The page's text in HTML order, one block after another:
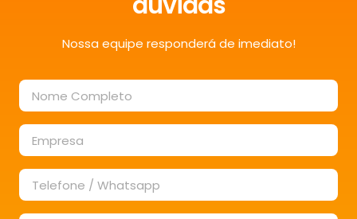
Nossa equipe responderá de imediato!